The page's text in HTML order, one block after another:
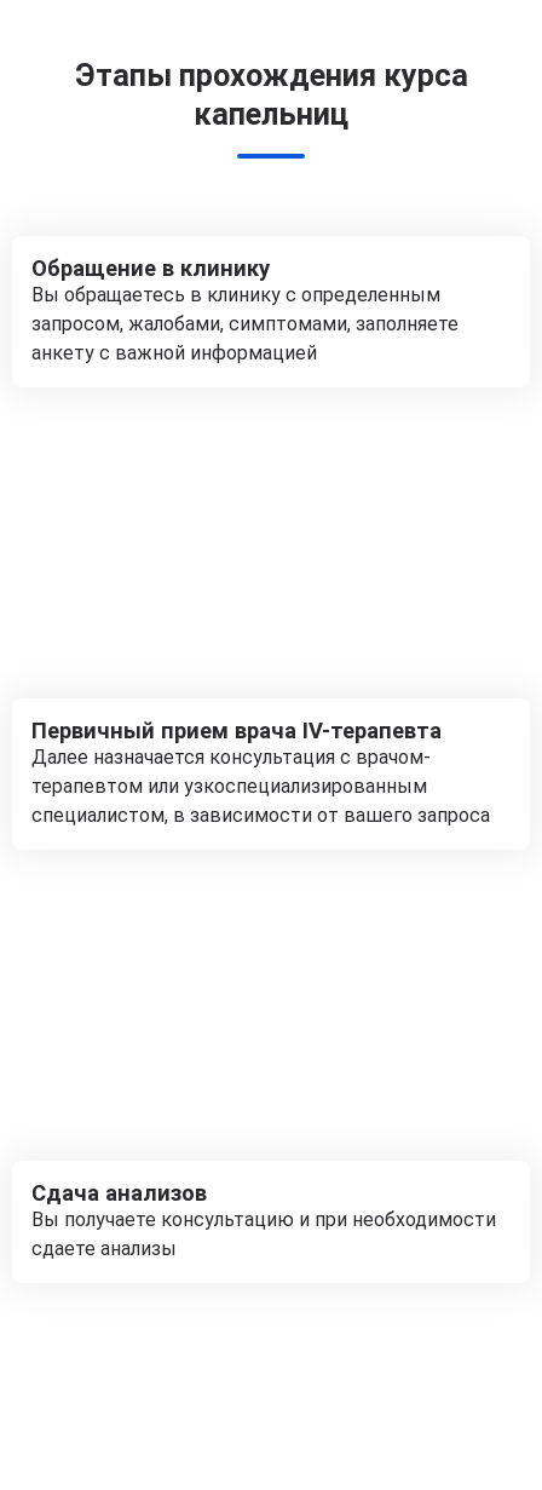
Этапы прохождения курса
капельниц
Обращение в клинику
Вы обращаетесь в клинику с определенным
запросом, жалобами, симптомами, заполняете
анкету с важной информацией
Первичный прием врача IV-терапевта
Далее назначается консультация с врачом-
терапевтом или узкоспециализированным
специалистом, в зависимости от вашего запроса
Сдача анализов
Вы получаете консультацию и при необходимости
сдаете анализы